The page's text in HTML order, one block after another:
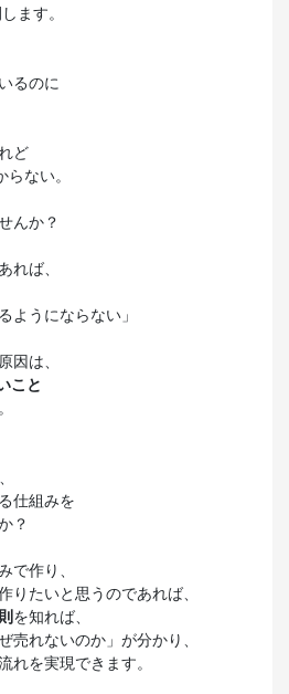
ます。
るのに
ど
ない。
んか？
れば、
ようにならない」
因は、
こと
仕組みを
？
で作り、
りたいと思うのであれば、
を知れば、
売れないのか」が分かり、
れを実現できます。